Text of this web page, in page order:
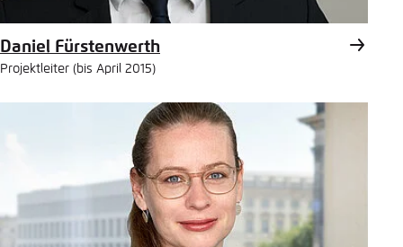
Daniel Fürstenwerth
Projektleiter (bis April 2015)